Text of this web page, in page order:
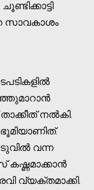
സാവകാശം
നൽകി.
വന്ന
വ്യക്തമാക്കി.